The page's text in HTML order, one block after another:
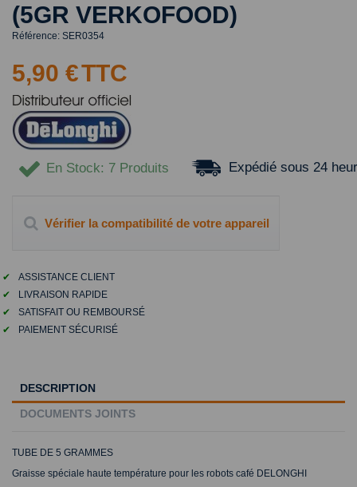
(5GR VERKOFOOD)
Référence: SER0354
5,90 €TTC
En Stock: 7 Produits Expédié sous 24
Vérifier la compatibilité de votre appareil
✔
ASSISTANCE CLIENT
✔
LIVRAISON RAPIDE
✔
SATISFAIT OU REMBOURSÉ
✔
PAIEMENT SÉCURISÉ
DESCRIPTION
DOCUMENTS JOINTS
TUBE DE 5 GRAMMES
Graisse spéciale haute température pour les robots café DELONGHI